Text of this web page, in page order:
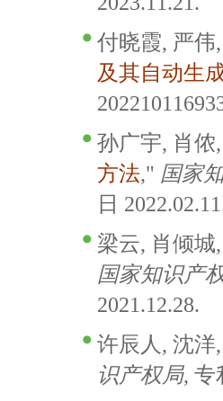
付晓霞, 严伟
及其自动生
孙广宇, 肖侬
方法," 国家
日
梁云, 肖倾城
国家知识产
2021.12.28.
许辰人, 沈洋
识产权局, 专